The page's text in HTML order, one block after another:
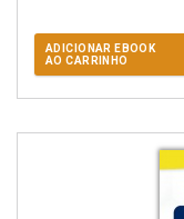
ADICIONAR EBOOK
AO CARRINHO